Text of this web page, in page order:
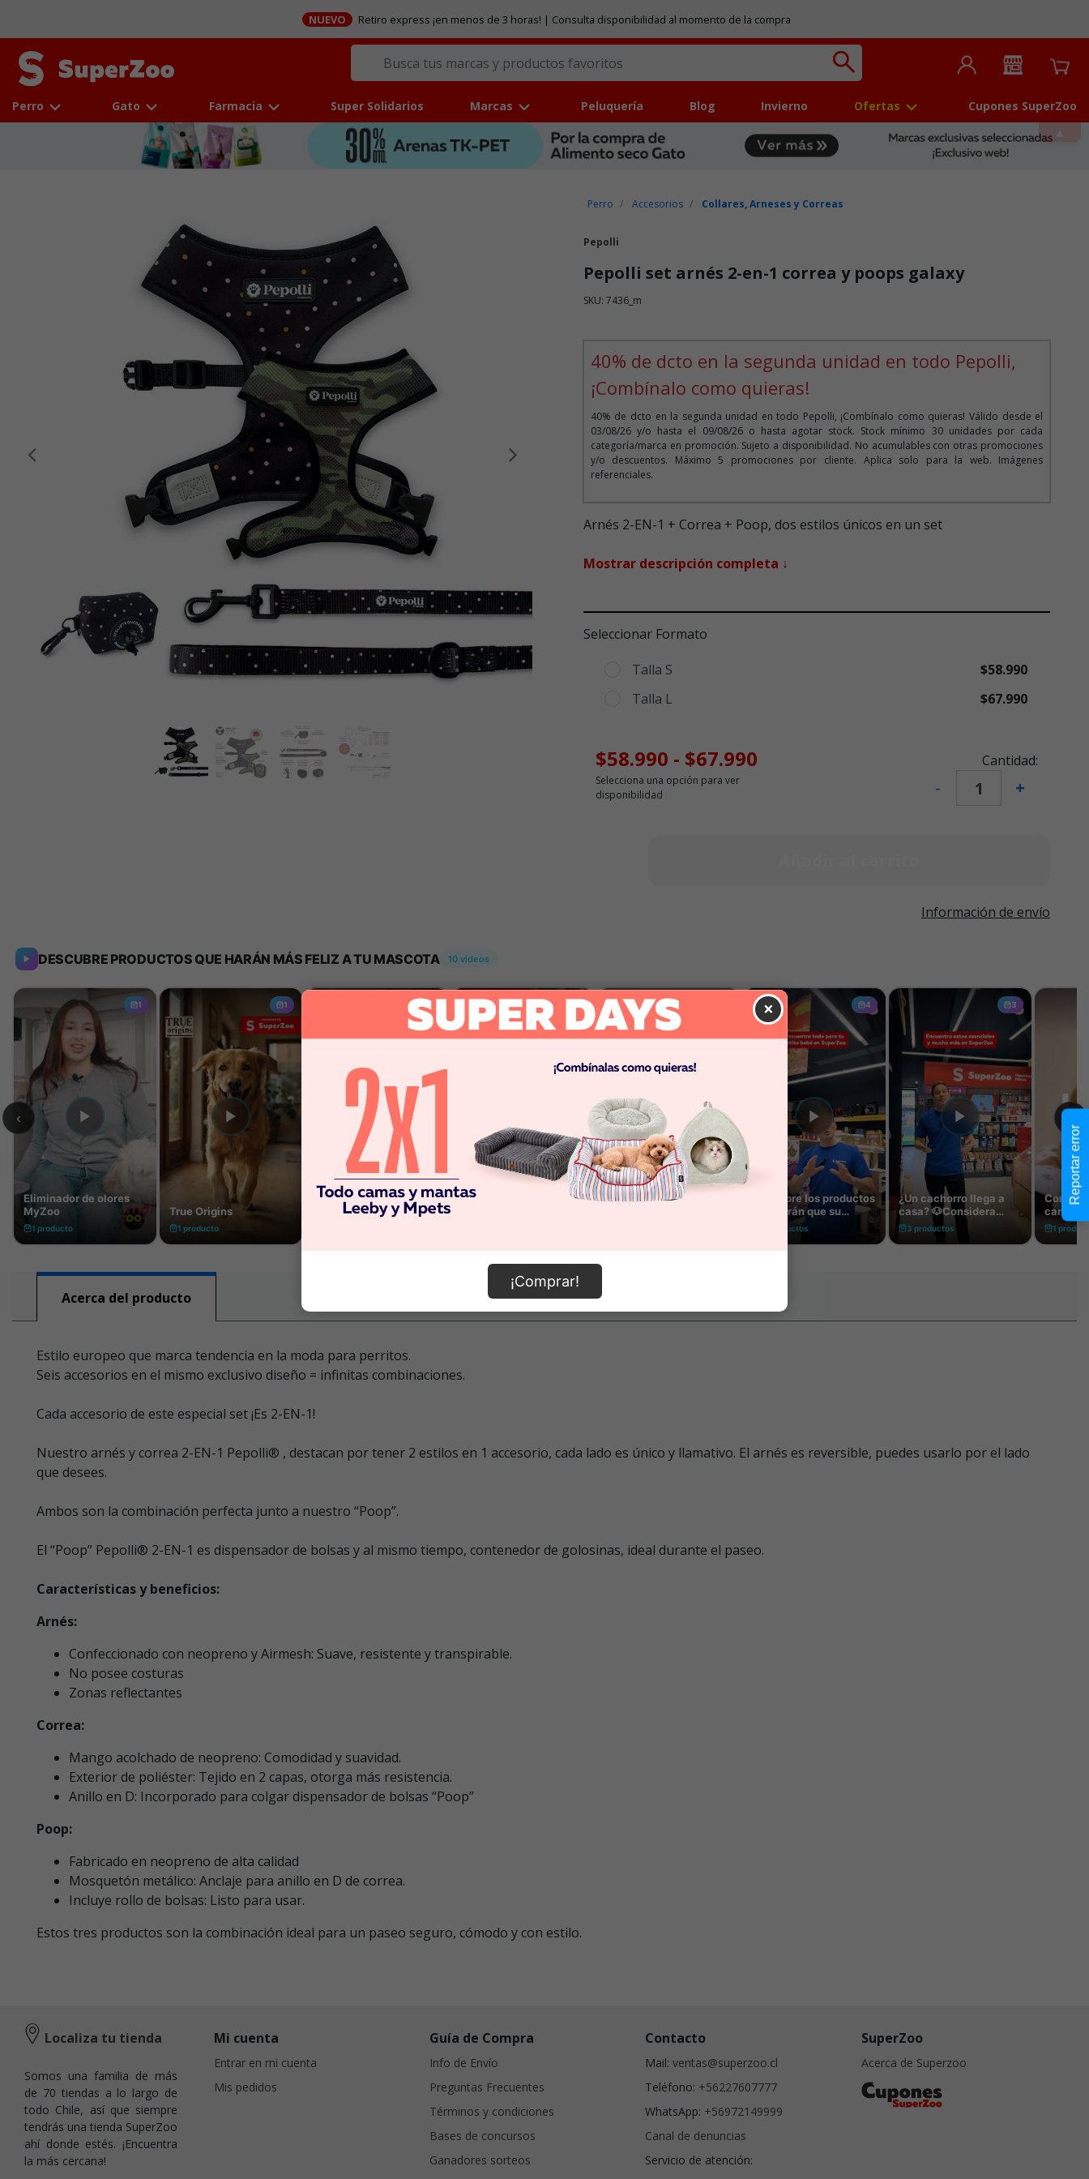
NUEVO Retiro express ¡en menos de 3 horas! | Consulta disponibilidad al momento de la compra
Perro Gato Farmacia Super Solidarios Marcas Peluquería Blog Invierno Ofertas Cupones SuperZoo
Anterior
Perro Accesorios Collares, Arneses y Correas
Pepolli
Pepolli set arnés 2-en-1 correa y poops galaxy
SKU: 7436_m
40% de dcto en la segunda unidad en todo Pepolli,
¡Combínalo como quieras!
40% de dcto en la segunda unidad en todo Pepolli, ¡Combínalo como quieras! Válido desde el
03/08/26 y/o hasta el 09/08/26 o hasta agotar stock. Stock mínimo 30 unidades por cada
categoría/marca en promoción. Sujeto a disponibilidad. No acumulables con otras promociones
y/o descuentos. Máximo 5 promociones por cliente. Aplica solo para la web. Imágenes
referenciales.
Arnés 2-EN-1 + Correa + Poop, dos estilos únicos en un set
Mostrar descripción completa ↓
Seleccionar Formato
Talla S
$58.990
Talla L
$67.990
Cantidad:
- +
$58.990 - $67.990
Selecciona una opción para ver
disponibilidad
Información de envío
Acerca del producto
Estilo europeo que marca tendencia en la moda para perritos.
Seis accesorios en el mismo exclusivo diseño = infinitas combinaciones.
Cada accesorio de este especial set ¡Es 2-EN-1!
Nuestro arnés y correa 2-EN-1 Pepolli® , destacan por tener 2 estilos en 1 accesorio, cada lado es único y llamativo. El arnés es reversible, puedes usarlo por el lado
que desees.
Ambos son la combinación perfecta junto a nuestro “Poop”.
El “Poop” Pepolli® 2-EN-1 es dispensador de bolsas y al mismo tiempo, contenedor de golosinas, ideal durante el paseo.
Características y beneficios:
Arnés:
Confeccionado con neopreno y Airmesh: Suave, resistente y transpirable.
No posee costuras
Zonas reflectantes
Correa:
Mango acolchado de neopreno: Comodidad y suavidad.
Exterior de poliéster: Tejido en 2 capas, otorga más resistencia.
Anillo en D: Incorporado para colgar dispensador de bolsas “Poop”
Poop:
Fabricado en neopreno de alta calidad
Mosquetón metálico: Anclaje para anillo en D de correa.
Incluye rollo de bolsas: Listo para usar.
Estos tres productos son la combinación ideal para un paseo seguro, cómodo y con estilo.
×
¡Comprar!
Localiza tu tienda
Somos una familia de más
de 70 tiendas a lo largo de
todo Chile, así que siempre
tendrás una tienda SuperZoo
ahí donde estés. ¡Encuentra
la más cercana!
Mi cuenta
Entrar en mi cuenta
Mis pedidos
Guía de Compra
Info de Envío
Preguntas Frecuentes
Términos y condiciones
Bases de concursos
Ganadores sorteos
Contacto
Mail: ventas@superzoo.cl
Teléfono: +56227607777
WhatsApp: +56972149999
Canal de denuncias
Servicio de atención:
SuperZoo
Acerca de Superzoo
Reportar error